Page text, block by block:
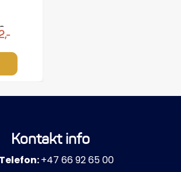
Kontakt info
Telefon:+47 66 92 65 00